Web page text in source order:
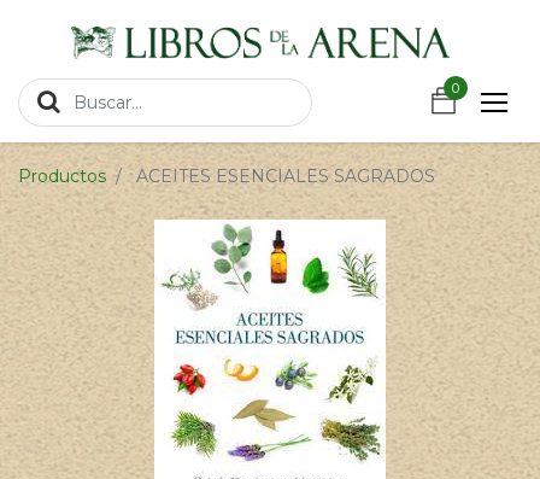
0
0
Productos ACEITES ESENCIALES SAGRADOS